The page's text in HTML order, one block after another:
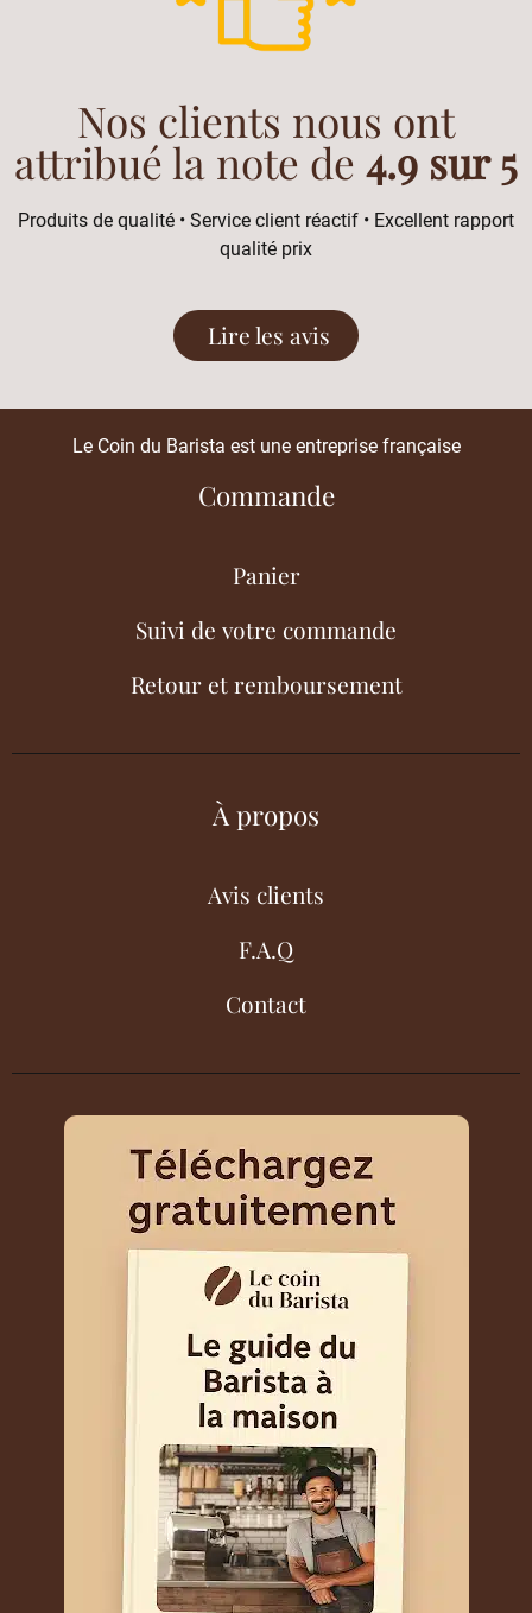
Nos clients nous ont
attribué la note de 4.9 sur 5
Produits de qualité • Service client réactif • Excellent rapport
qualité prix
Lire les avis
Le Coin du Barista est une entreprise française
Commande
Panier
Suivi de votre commande
Retour et remboursement
À propos
Avis clients
F.A.Q
Contact